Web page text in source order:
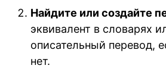
Найдите или создайте
эквивалент в словарях
описательный перевод,
нет.